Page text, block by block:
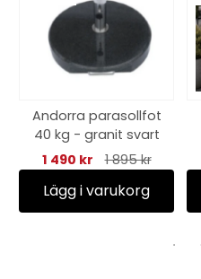
Andorra parasollfot
40 kg - granit svart
1 490 kr
1 895 kr
Lägg i varukorg